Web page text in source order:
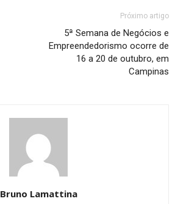
Próximo artigo
5ª Semana de Negócios e
Empreendedorismo ocorre de
16 a 20 de outubro, em
Campinas
Bruno Lamattina